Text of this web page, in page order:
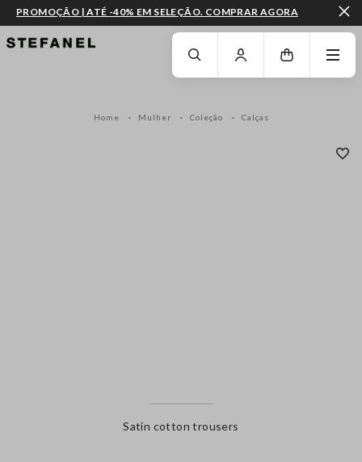
IR PARA O CONTEÚDO PRINCIPAL DESÇA ATÉ AO FIM DA PÁGINA
PROMOÇÃO | ATÉ -40% EM SELEÇÃO. COMPRAR AGORA
Home Mulher Coleção Calças
Satin cotton trousers